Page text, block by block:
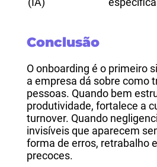
Conclusão
O onboarding é o primeiro
a empresa dá sobre como
pessoas. Quando bem
produtividade, fortalece a
turnover. Quando
invisíveis que aparecem
forma de erros, retrabalho
precoces.